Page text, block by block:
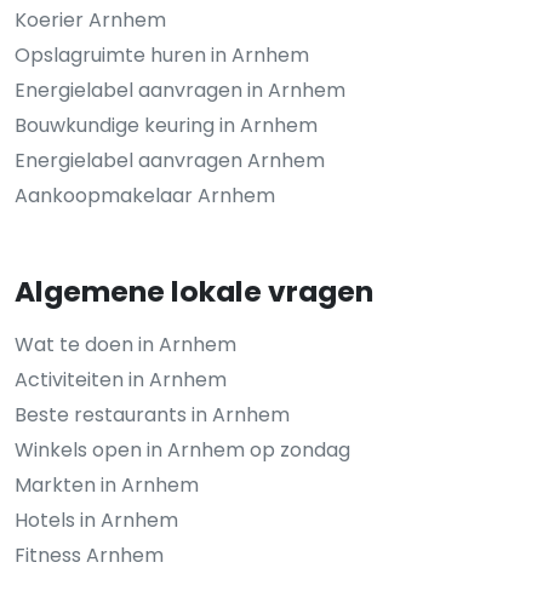
Koerier Arnhem
Opslagruimte huren in Arnhem
Energielabel aanvragen in Arnhem
Bouwkundige keuring in Arnhem
Energielabel aanvragen Arnhem
Aankoopmakelaar Arnhem
Algemene lokale vragen
Wat te doen in Arnhem
Activiteiten in Arnhem
Beste restaurants in Arnhem
Winkels open in Arnhem op zondag
Markten in Arnhem
Hotels in Arnhem
Fitness Arnhem